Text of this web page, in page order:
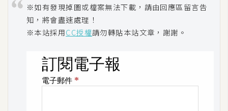
源
免
※如有發現掉圖或檔案無法下載，請由回應區留言告
知，將會盡速處理！
※本站採用CC授權請勿轉貼本站文章，謝謝。